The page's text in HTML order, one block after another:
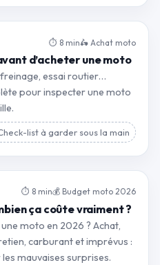
⏱ 8 min🛵 Achat moto
d’acheter une moto
essai routier…
pour inspecter une moto
list à garder sous la main
⏱ 8 min💰 Budget moto 2026
ça coûte vraiment ?
moto en 2026 ? Achat,
carburant et imprévus :
mauvaises surprises.